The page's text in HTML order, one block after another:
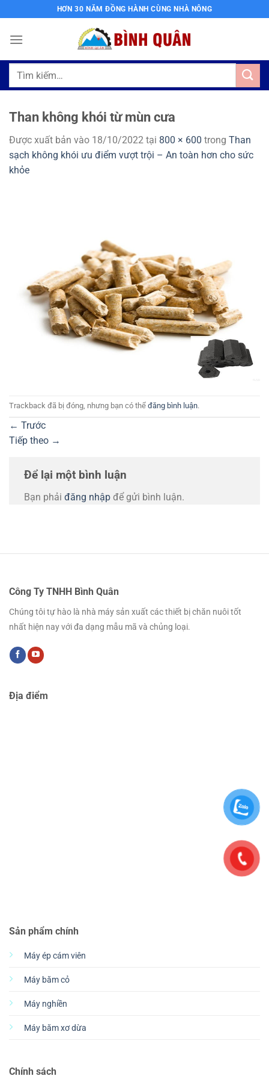
qua
nội
HƠN 30 NĂM ĐỒNG HÀNH CÙNG NHÀ NÔNG
Tìm
Than không khói từ mùn cưa
Được xuất bản vào 18/10/2022 tại 800 × 600 trong Than
sạch không khói ưu điểm vượt trội – An toàn hơn cho sức
khỏe
Trackback đã bị đóng, nhưng bạn có thể đăng bình luận.
← Trước
Tiếp theo →
Để lại một bình luận
Bạn phải đăng nhập để gửi bình luận.
Công Ty TNHH Bình Quân
Chúng tôi tự hào là nhà máy sản xuất các thiết bị chăn nuôi tốt
nhất hiện nay với đa dạng mẫu mã và chủng loại.
Sản phẩm chính
Máy ép cám viên
Máy băm cỏ
Máy nghiền
Máy băm xơ dừa
Chính sách
Địa điểm